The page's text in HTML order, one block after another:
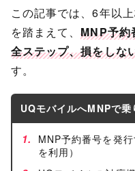
この記事では、6年以
を踏まえて、MNP予約
全ステップ、損をしな
す。
UQモバイルへMNPで乗
MNP予約番号を発
を利用）